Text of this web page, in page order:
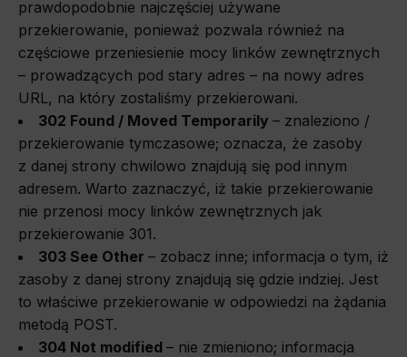
prawdopodobnie najczęściej używane
przekierowanie, ponieważ pozwala również na
częściowe przeniesienie mocy linków zewnętrznych
– prowadzących pod stary adres – na nowy adres
URL, na który zostaliśmy przekierowani.
302 Found / Moved Temporarily – znaleziono /
przekierowanie tymczasowe; oznacza, że zasoby
z danej strony chwilowo znajdują się pod innym
adresem. Warto zaznaczyć, iż takie przekierowanie
nie przenosi mocy linków zewnętrznych jak
przekierowanie 301.
303 See Other – zobacz inne; informacja o tym, iż
zasoby z danej strony znajdują się gdzie indziej. Jest
to właściwe przekierowanie w odpowiedzi na żądania
metodą POST.
304 Not modified – nie zmieniono; informacja